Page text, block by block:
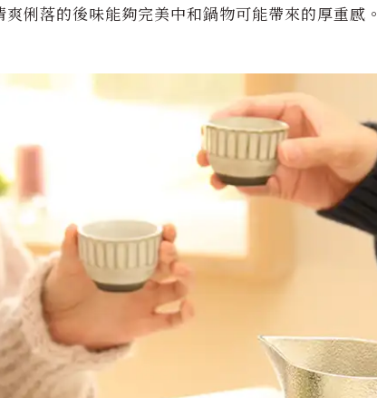
俐落的後味能夠完美中和鍋物可能帶來的厚重感。